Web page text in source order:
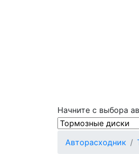
Начните с выбора
Авторасходник